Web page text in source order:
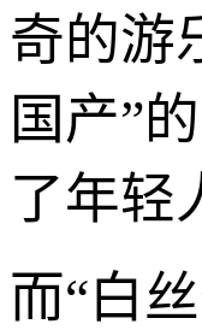
奇的游
国产”
了年轻
而“白